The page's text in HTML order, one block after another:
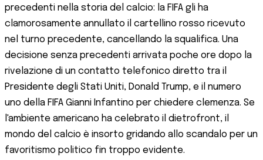
precedenti nella storia del calcio: la FIFA gli ha
clamorosamente annullato il cartellino rosso ricevuto
nel turno precedente, cancellando la squalifica. Una
decisione senza precedenti arrivata poche ore dopo la
rivelazione di un contatto telefonico diretto tra il
Presidente degli Stati Uniti, Donald Trump, e il numero
uno della FIFA Gianni Infantino per chiedere clemenza. Se
l'ambiente americano ha celebrato il dietrofront, il
mondo del calcio è insorto gridando allo scandalo per un
favoritismo politico fin troppo evidente.